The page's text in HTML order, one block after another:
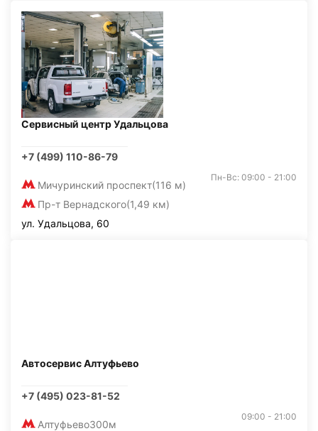
Сервисный центр Удальцова
+7 (499) 110-86-79
Мичуринский проспект(116 м)
Пр-т Вернадского(1,49 км)
Пн-Вс: 09:00 - 21:00
ул. Удальцова, 60
Автосервис Алтуфьево
+7 (495) 023-81-52
Алтуфьево300м
09:00 - 21:00